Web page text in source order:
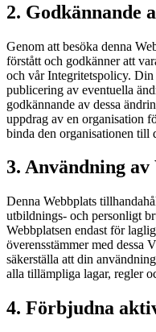
2. Godkännande
Genom att besöka denna
förstått och godkänner att
och vår Integritetspolicy.
publicering av eventuella
godkännande av dessa
uppdrag av en organisation
binda den organisationen till
3. Användning av
Denna Webbplats
utbildnings- och personligt
Webbplatsen endast för
överensstämmer med dessa
säkerställa att din
alla tillämpliga lagar, regler
4. Förbjudna